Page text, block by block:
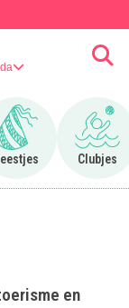
eten
Ga naar Feestjes
Clubjes
Ga
en